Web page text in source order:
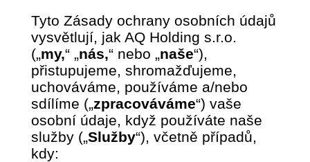
Tyto Zásady ochrany osobních údajů
vysvětlují, jak AQ Holding s.r.o.
(„my,“ „nás,“ nebo „naše“),
přistupujeme, shromažďujeme,
uchováváme, používáme a/nebo
sdílíme („zpracováváme“) vaše
osobní údaje, když používáte naše
služby („Služby“), včetně případů,
kdy: